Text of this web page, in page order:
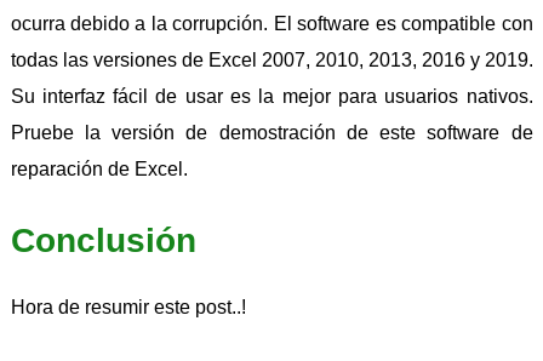
ocurra debido a la corrupción. El software es compatible con
todas las versiones de Excel 2007, 2010, 2013, 2016 y 2019.
Su interfaz fácil de usar es la mejor para usuarios nativos.
Pruebe la versión de demostración de este software de
reparación de Excel.
Conclusión
Hora de resumir este post..!